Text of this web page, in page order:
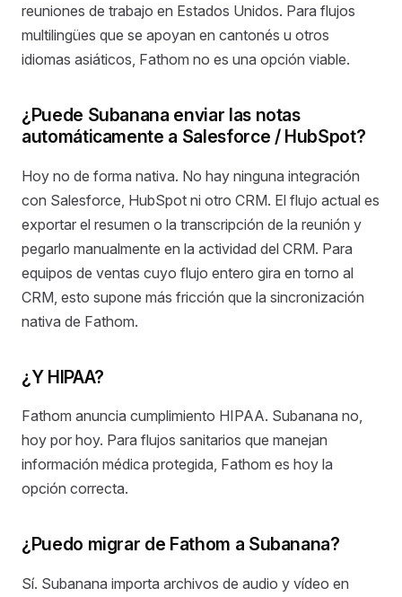
reuniones de trabajo en Estados Unidos. Para flujos
multilingües que se apoyan en cantonés u otros
idiomas asiáticos, Fathom no es una opción viable.
¿Puede Subanana enviar las notas
automáticamente a Salesforce / HubSpot?
Hoy no de forma nativa. No hay ninguna integración
con Salesforce, HubSpot ni otro CRM. El flujo actual es
exportar el resumen o la transcripción de la reunión y
pegarlo manualmente en la actividad del CRM. Para
equipos de ventas cuyo flujo entero gira en torno al
CRM, esto supone más fricción que la sincronización
nativa de Fathom.
¿Y HIPAA?
Fathom anuncia cumplimiento HIPAA. Subanana no,
hoy por hoy. Para flujos sanitarios que manejan
información médica protegida, Fathom es hoy la
opción correcta.
¿Puedo migrar de Fathom a Subanana?
Sí. Subanana importa archivos de audio y vídeo en